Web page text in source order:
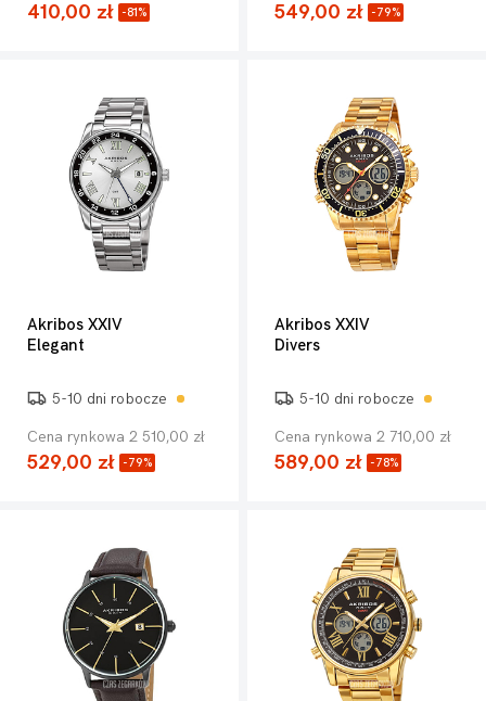
410,00 zł -81% 549,00 zł -79%
Akribos XXIV
Elegant
5-10 dni robocze
Cena rynkowa 2 510,00 zł
529,00 zł -79%
Akribos XXIV
Divers
5-10 dni robocze
Cena rynkowa 2 710,00 zł
589,00 zł -78%